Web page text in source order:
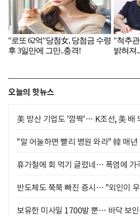
오늘의 핫뉴스
美 방산 기업도 '깜짝'… K조선, 美 배
"말 어눌하면 빨리 병원 와라" 韓 매
휴가철에 회 먹기 글렀네… 폭염에 가
반도체도 쭉쭉 빠진 증시… "외인이
보유한 미사일 1700발 뿐… 바닥 보